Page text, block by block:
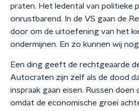
praten. Het ledental van politieke
onrustbarend. In de VS gaan de
door om de uitoefening van het
ondermijnen. En zo kunnen wij
Een ding geeft de rechtgeaarde
Autocraten zijn zelf als de dood
inspraak gaan eisen. Russen
omdat de economische groei